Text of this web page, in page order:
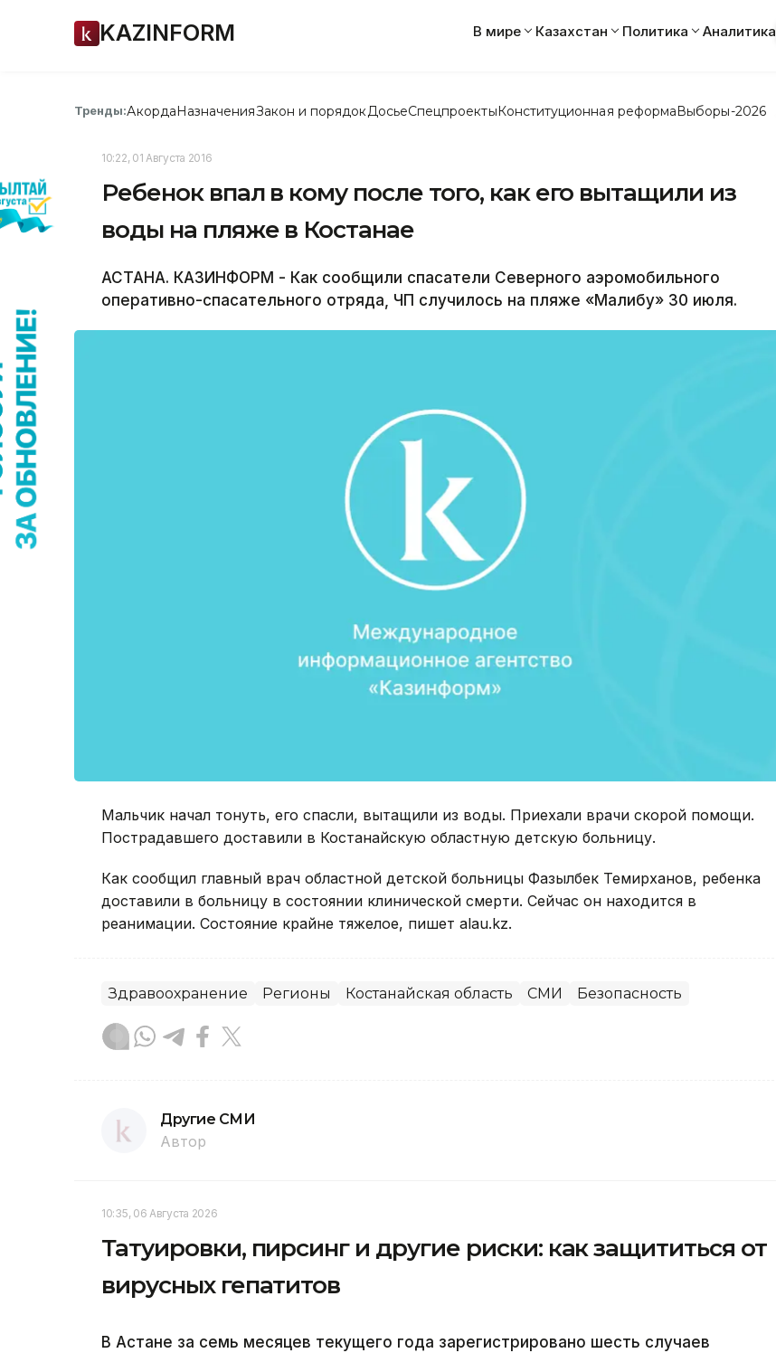
KAZINFORM В мире Казахстан Политика Аналитика
Тренды:АкордаНазначенияЗакон и порядок ДосьеСпецпроектыКонституционная реформаВыборы-2026
10:22, 01 Августа 2016
Ребенок впал в кому после того, как его вытащили из
воды на пляже в Костанае
АСТАНА. КАЗИНФОРМ - Как сообщили спасатели Северного аэромобильного
оперативно-спасательного отряда, ЧП случилось на пляже «Малибу» 30 июля.
Мальчик начал тонуть, его спасли, вытащили из воды. Приехали врачи скорой помощи.
Пострадавшего доставили в Костанайскую областную детскую больницу.
Как сообщил главный врач областной детской больницы Фазылбек Темирханов, ребенка
доставили в больницу в состоянии клинической смерти. Сейчас он находится в
реанимации. Состояние крайне тяжелое, пишет alau.kz.
Здравоохранение Регионы Костанайская область СМИ Безопасность
Другие СМИ
Автор
10:35, 06 Августа 2026
Татуировки, пирсинг и другие риски: как защититься от
вирусных гепатитов
В Астане за семь месяцев текущего года зарегистрировано шесть случаев